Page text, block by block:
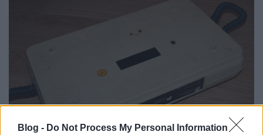
Blog - Do Not Process My Personal Information